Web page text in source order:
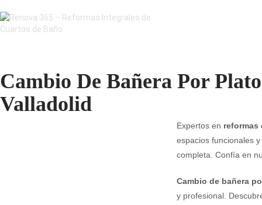
Cambio De Bañera Por
Valladolid
Expertos en reformas
espacios funcionales
completa. Confía en
Cambio de bañera
y profesional.